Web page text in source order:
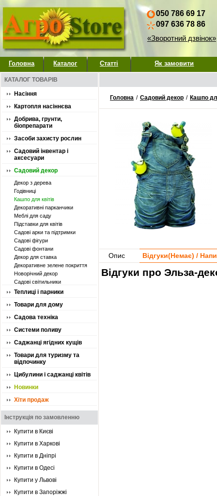
050 786 69 17
097 636 78 86
«Зворотний дзвінок»
Головна Каталог Статті Як замовити
КАТАЛОГ ТОВАРІВ
Насіння
Картопля насіннєва
Добрива, грунти,
біопрепарати
Засоби захисту рослин
Садовий інвентар і
аксесуари
Садовий декор
Декор з дерева
Годівниці
Кашпо для квітів
Декоративні парканчики
Меблі для саду
Підставки для квітів
Садові арки та підтримки
Садові фігури
Садові фонтани
Декор для ставка
Декоративне зелене покриття
Новорічний декор
Садові світильники
Теплиці і парники
Товари для дому
Садова техніка
Системи поливу
Саджанці ягідних кущів
Товари для туризму та
відпочинку
Цибулини і саджанці квітів
Новинки
Хіти продаж
Інструкція по замовленню
Купити в Києві
Купити в Харкові
Купити в Дніпрі
Купити в Одесі
Купити у Львові
Купити в Запоріжжі
Головна / Садовий декор / Кашпо
Опис Відгуки(Немає) /
Відгуки про Эльза-